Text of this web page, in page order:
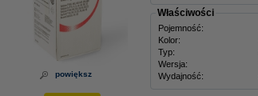
powiększ
Właściwości
Pojemność:
Kolor:
Typ:
Wersja:
Wydajność: